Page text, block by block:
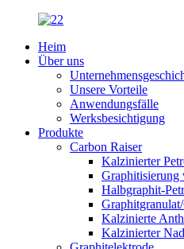
Heim
Über uns
Unsere Vorteile
Anwendungsfälle
Werksbesichtigung
Produkte
Carbon Raiser
Kalzinierter
Graphitisierung
Halbgraphit-
Kalzinierte
Kalzinierter